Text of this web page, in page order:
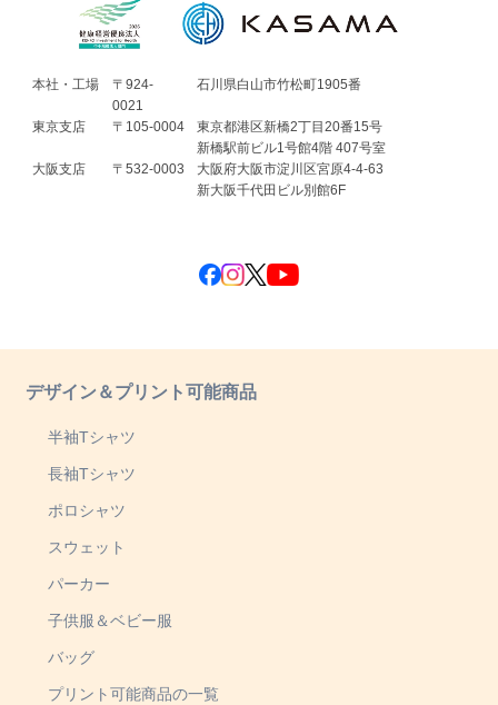
本社・工場
〒924-
0021
石川県白山市竹松町1905番
東京支店 〒105-0004
東京都港区新橋2丁目20番15号
新橋駅前ビル1号館4階 407号室
大阪支店
〒532-0003
大阪府大阪市淀川区宮原4-4-63
新大阪千代田ビル別館6F
デザイン＆プリント可能商品
半袖Tシャツ
長袖Tシャツ
ポロシャツ
スウェット
パーカー
子供服＆ベビー服
バッグ
プリント可能商品の一覧